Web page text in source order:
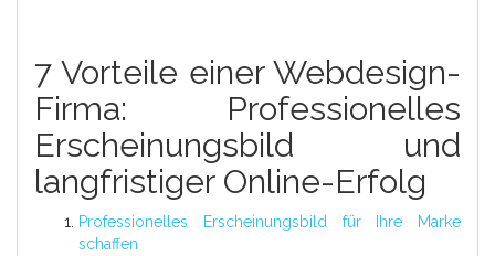
7 Vorteile einer Webdesign-
Firma: Professionelles
Erscheinungsbild und
langfristiger Online-Erfolg
Professionelles Erscheinungsbild für Ihre Marke
schaffen